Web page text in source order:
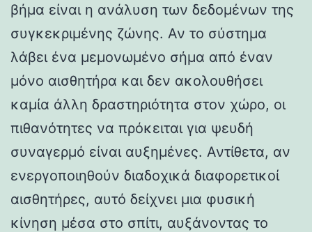
βήμα είναι η ανάλυση των δεδομένων της
συγκεκριμένης ζώνης. Αν το σύστημα
λάβει ένα μεμονωμένο σήμα από έναν
μόνο αισθητήρα και δεν ακολουθήσει
καμία άλλη δραστηριότητα στον χώρο, οι
πιθανότητες να πρόκειται για ψευδή
συναγερμό είναι αυξημένες. Αντίθετα, αν
ενεργοποιηθούν διαδοχικά διαφορετικοί
αισθητήρες, αυτό δείχνει μια φυσική
κίνηση μέσα στο σπίτι, αυξάνοντας το